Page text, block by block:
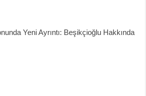
Yeni Ayrıntı: Beşikçioğlu Hakkında